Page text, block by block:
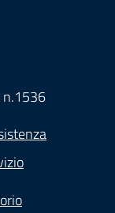
n.1536